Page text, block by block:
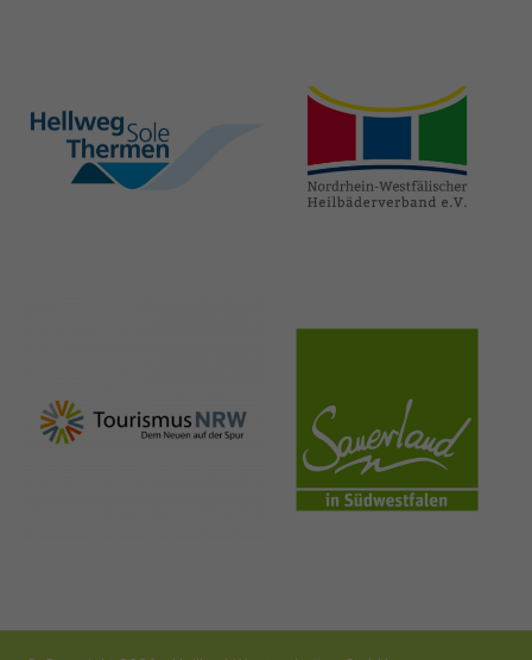
hellweg-sole-
thermen.de
heilbaeder.de
nrw-
tourismus.de
sauerland.co
m